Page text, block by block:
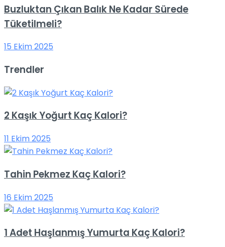
Buzluktan Çıkan Balık Ne Kadar Sürede
Tüketilmeli?
15 Ekim 2025
Trendler
2 Kaşık Yoğurt Kaç Kalori?
11 Ekim 2025
Tahin Pekmez Kaç Kalori?
16 Ekim 2025
1 Adet Haşlanmış Yumurta Kaç Kalori?